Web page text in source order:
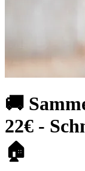
🚚
22€ -
🏠